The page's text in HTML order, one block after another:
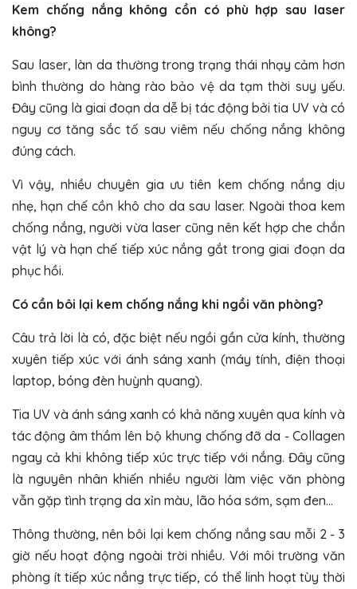
Kem chống nắng không cồn có phù hợp sau laser
không?
Sau laser, làn da thường trong trạng thái nhạy cảm hơn
bình thường do hàng rào bảo vệ da tạm thời suy yếu.
Đây cũng là giai đoạn da dễ bị tác động bởi tia UV và có
nguy cơ tăng sắc tố sau viêm nếu chống nắng không
đúng cách.
Vì vậy, nhiều chuyên gia ưu tiên kem chống nắng dịu
nhẹ, hạn chế cồn khô cho da sau laser. Ngoài thoa kem
chống nắng, người vừa laser cũng nên kết hợp che chắn
vật lý và hạn chế tiếp xúc nắng gắt trong giai đoạn da
phục hồi.
Có cần bôi lại kem chống nắng khi ngồi văn phòng?
Câu trả lời là có, đặc biệt nếu ngồi gần cửa kính, thường
xuyên tiếp xúc với ánh sáng xanh (máy tính, điện thoại
laptop, bóng đèn huỳnh quang).
Tia UV và ánh sáng xanh có khả năng xuyên qua kính và
tác động âm thầm lên bộ khung chống đỡ da - Collagen
ngay cả khi không tiếp xúc trực tiếp với nắng. Đây cũng
là nguyên nhân khiến nhiều người làm việc văn phòng
vẫn gặp tình trạng da xỉn màu, lão hóa sớm, sạm đen…
Thông thường, nên bôi lại kem chống nắng sau mỗi 2 - 3
giờ nếu hoạt động ngoài trời nhiều. Với môi trường văn
phòng ít tiếp xúc nắng trực tiếp, có thể linh hoạt tùy thời